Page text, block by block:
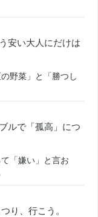
安い大人にだけは
野菜」と「勝つし
ルで「孤高」につ
「嫌い」と言お
り、行こう。